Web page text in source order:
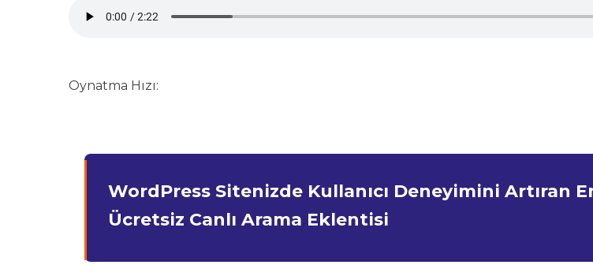
Oynatma Hızı:
WordPress Sitenizde Kullanıcı Deneyimini Artıran
Ücretsiz Canlı Arama Eklentisi